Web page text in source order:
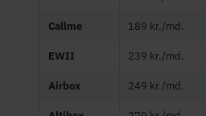
Callme 189 kr./md.
EWII 239 kr./md.
Airbox 249 kr./md.